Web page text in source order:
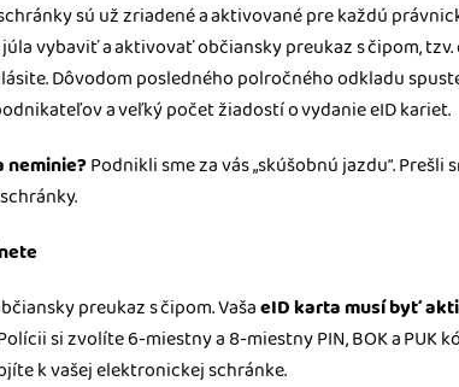
sú už zriadené a aktivované pre každú
vybaviť a aktivovať občiansky preukaz s čipom,
Dôvodom posledného polročného odkladu
a veľký počet žiadostí o vydanie eID kariet.
neminie?Podnikli sme za vás „skúšobnú jazdu“.
preukaz s čipom. VašaeID karta musí byť
si zvolíte 6-miestny a 8-miestny PIN, BOK a PUK
k vašej elektronickej schránke.